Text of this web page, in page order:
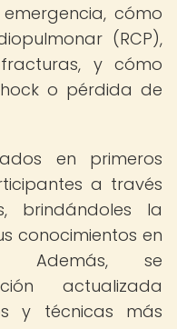
cómo
(RCP),
y cómo
o pérdida de
en primeros
a través
brindándoles la
conocimientos en
Además, se
actualizada
y técnicas más